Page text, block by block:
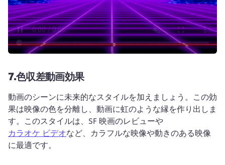
7.色収差動画効果
動画のシーンに未来的なスタイルを加えましょう。 この効
果は映像の色を分離し、動画に虹のような縁を作り出しま
す。 このスタイルは、SF 映画のレビューや
カラオケ ビデオなど、カラフルな映像や動きのある映像
に最適です。